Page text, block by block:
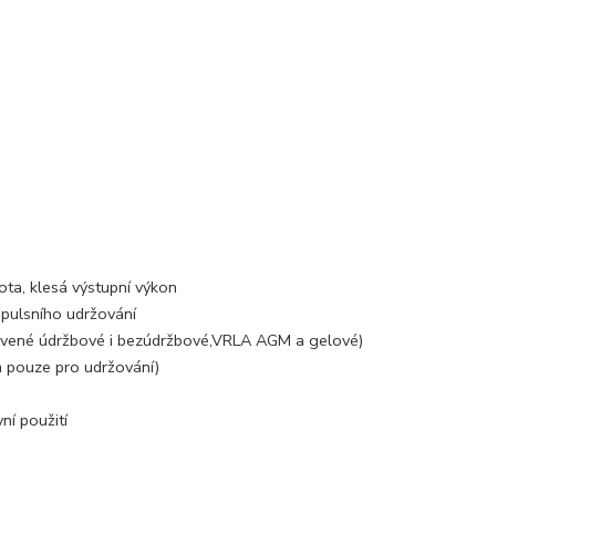
klesá výstupní výkon
udržování
údržbové i bezúdržbové,VRLA AGM a gelové)
pro udržování)
použití